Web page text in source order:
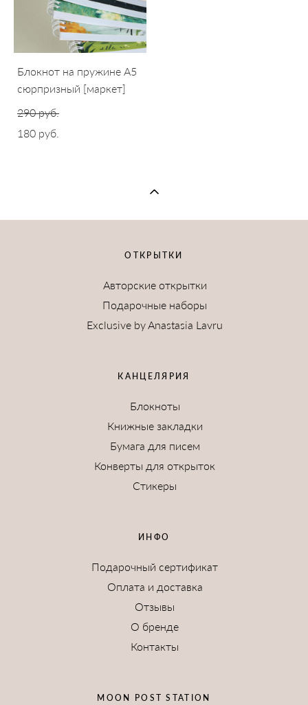
Блокнот на пружине А5
сюрпризный [маркет]
290 pуб.
180 pуб.
ОТКРЫТКИ
Авторские открытки
Подарочные наборы
Exclusive by Anastasia Lavru
КАНЦЕЛЯРИЯ
Блокноты
Книжные закладки
Бумага для писем
Конверты для открыток
Стикеры
ИНФО
Подарочный сертификат
Оплата и доставка
Отзывы
О бренде
Контакты
MOON POST STATION